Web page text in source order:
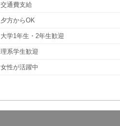
交通費支給
夕方からOK
大学1年生・2年生歓迎
理系学生歓迎
女性が活躍中